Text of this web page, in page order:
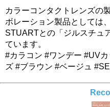
カラーコンタクトレンズの
ボレーション製品としては
STUARTとの「ジルスチュ
ています。
#カラコン #ワンデー #UV
ズ #ブラウン #ベージュ